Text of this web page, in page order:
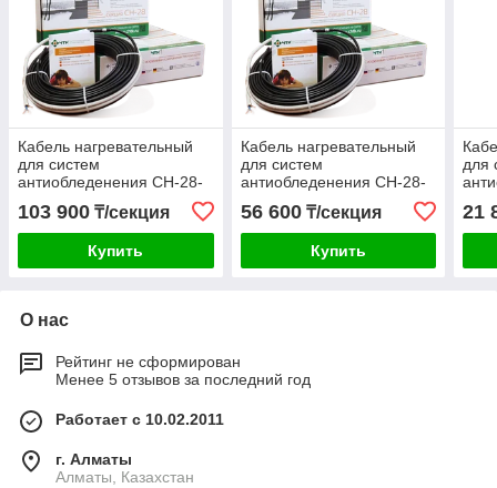
Кабель нагревательный
для систем
антиобледенения СН-28-
103 900 ₸/секция
Купить
Кабель нагревательный
для систем
антиобледенения СН-28-
56 600₸/секция
Купить
для
21
О нас
Рейтинг не сформирован
Менее 5 отзывов за последний год
Работает с 10.02.2011
г. Алматы
Алматы, Казахстан